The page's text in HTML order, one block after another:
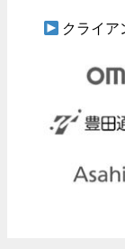
クライア